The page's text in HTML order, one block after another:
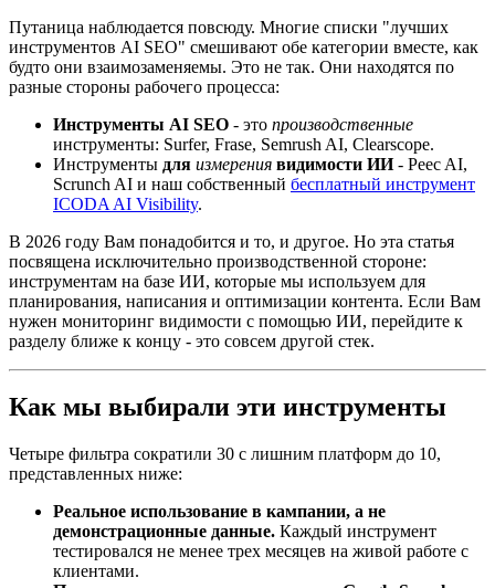
Путаница наблюдается повсюду. Многие списки "лучших
инструментов AI SEO" смешивают обе категории вместе, как
будто они взаимозаменяемы. Это не так. Они находятся по
разные стороны рабочего процесса:
Инструменты AI SEO - это производственные
инструменты: Surfer, Frase, Semrush AI, Clearscope.
Инструменты для измерения видимости ИИ- Peec AI,
Scrunch AI и наш собственный бесплатный инструмент
ICODA AI Visibility.
В 2026 году Вам понадобится и то, и другое. Но эта статья
посвящена исключительно производственной стороне:
инструментам на базе ИИ, которые мы используем для
планирования, написания и оптимизации контента. Если Вам
нужен мониторинг видимости с помощью ИИ, перейдите к
разделу ближе к концу - это совсем другой стек.
Как мы выбирали эти инструменты
Четыре фильтра сократили 30 с лишним платформ до 10,
представленных ниже:
Реальное использование в кампании, а не
демонстрационные данные. Каждый инструмент
тестировался не менее трех месяцев на живой работе с
клиентами.